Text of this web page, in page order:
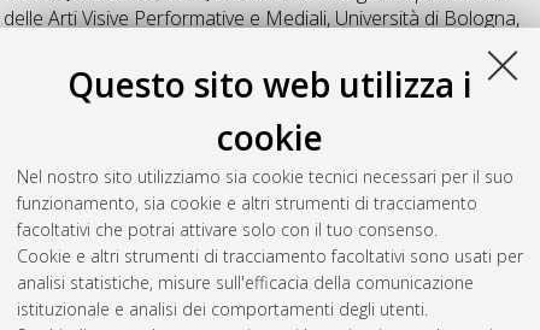
Questo sito web utilizza i
cookie
Nel nostro sito utilizziamo sia cookie tecnici necessari per il suo
funzionamento, sia cookie e altri strumenti di tracciamento
facoltativi che potrai attivare solo con il tuo consenso.
Cookie e altri strumenti di tracciamento facoltativi sono usati per
analisi statistiche, misure sull'efficacia della comunicazione
istituzionale e analisi dei comportamenti degli utenti.
delle Arti Visive Performative e Mediali, Università di Bologna,
pp. 127-140. ISBN 97888905252420. In: Quaderni di PsicoArt
A cura di:Ferrari, Stefano
. ISSN 2421-079X .
Effects of Job Reallocations: A Survey.Bologna: Dipartimento di
Scienze economiche, p. 50. DOI
10.6092/unibo/amsacta/3733 . In: Quaderni - Working Paper
DSE (897). ISSN 2282-6483.
Galvani, Adriana(2013) Italy-China: An Ancient Cultural
Heritage and the Challenge for Future Development.Bologna:
Giraldi editore, p. 236. DOI10.6092/unibo/amsacta/3649